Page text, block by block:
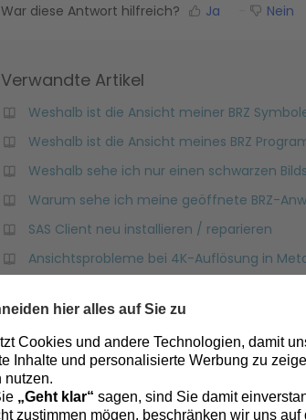
War diese Antwort hilfreich? Ja Nein
Verwandte Artikel
Weshalb ist die Ansicht meiner BRZ
Weshalb ist die Ansicht meines BRZ
Weshalb sehe ich nur einen schwarzen
Warum sehe ich meine geöffnete BRZ-
SAS Client neu installieren / reparieren
Ansichtsprobleme bei 4K-Auflösung in
Fehlermeldung: "Benutzer kann nicht im
BRZ7 reagiert nicht, Fenster nicht sichtbar
Wo finde ich die Online-Hilfe mit